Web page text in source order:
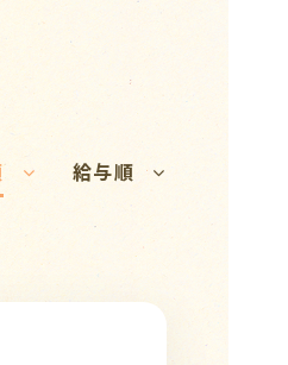
給与順